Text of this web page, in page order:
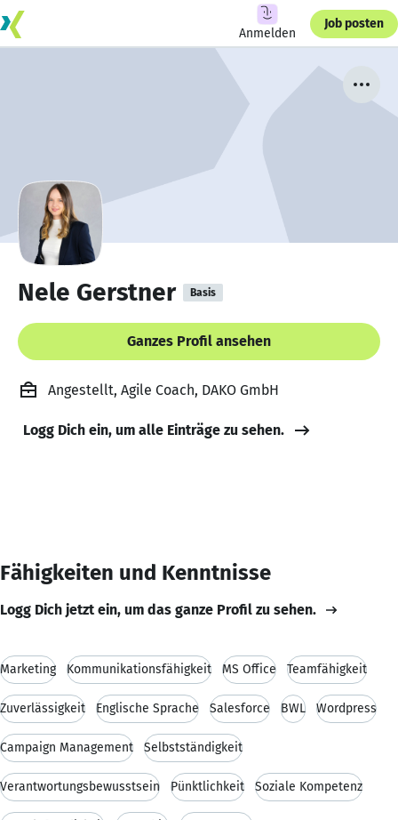
Anmelden
Job posten
Nele Gerstner Basis
Ganzes Profil ansehen
Angestellt, Agile Coach, DAKO GmbH
Logg Dich ein, um alle Einträge zu sehen.
Fähigkeiten und Kenntnisse
Logg Dich jetzt ein, um das ganze Profil zu sehen.
Marketing Kommunikationsfähigkeit MS Office Teamfähigkeit
Zuverlässigkeit Englische Sprache Salesforce BWL Wordpress
Campaign Management Selbstständigkeit
Verantwortungsbewusstsein Pünktlichkeit Soziale Kompetenz